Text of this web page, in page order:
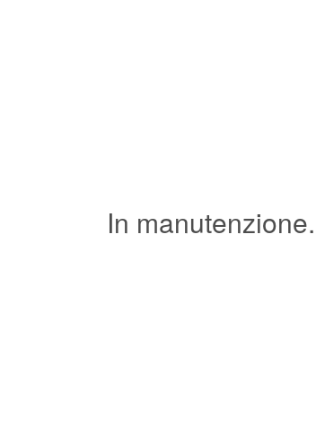
In manutenzione.